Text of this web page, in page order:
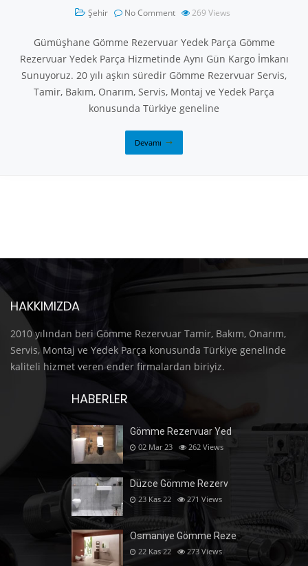
Şehir No Comment 269 Views
Gümüşhane Gömme Rezervuar Yedek Parça Gömme
Rezervuar Yedek Parça Hizmetinde Aynı Gün Kargo İmkanı
Sunuyoruz. 20 yılı aşkın süredir Gömme Rezervuar Servis,
Tamir, Bakım, Onarım, Servis, Montaj ve Yedek Parça
konusunda Türkiye geneline
Devamı
HAKKIMIZDA
2010 yılından beri Gömme Rezervuar Tamir, Bakım, Onarım,
Servis, Montaj ve Yedek Parça konusunda Türkiye genelinde
kaliteli hizmet veren ender firmalardan biriyiz.
HABERLER
Gömme Rezervuar Yed
02 Mar 23 262 Views
Düzce Gömme Rezerv
23 Kas 22 271 Views
Osmaniye Gömme Reze
22 Kas 22 273 Views